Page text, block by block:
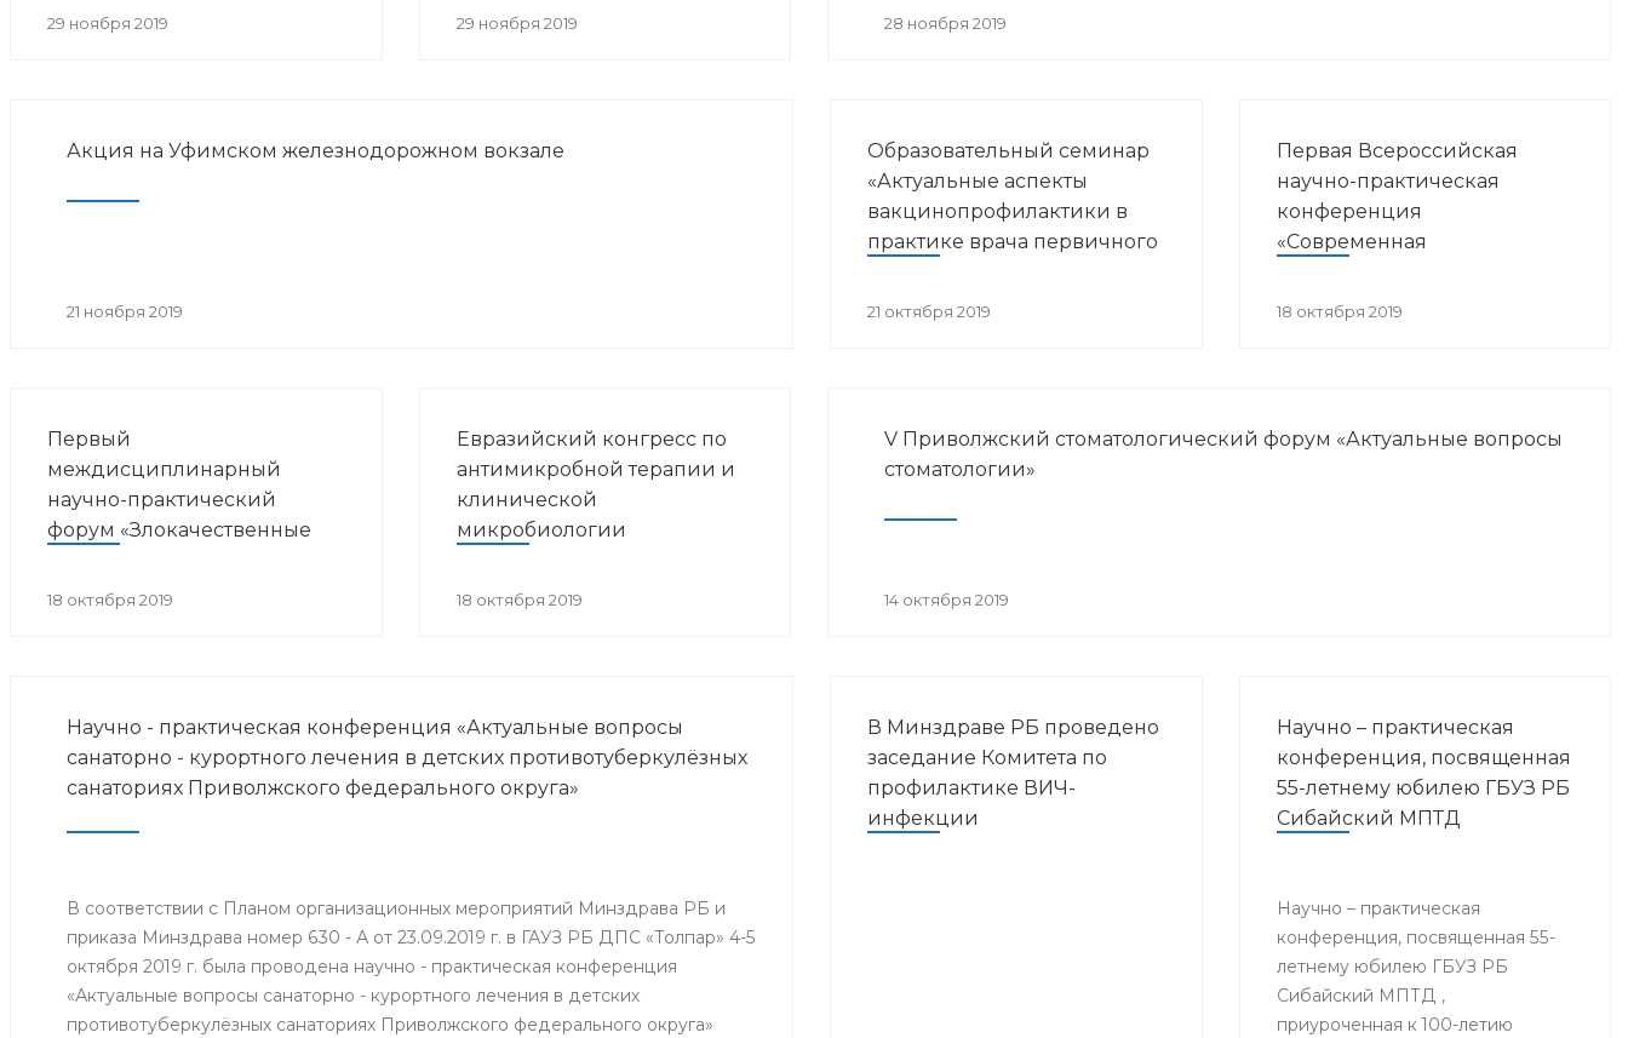
29 ноября 2019
практическая конференция
29 ноября 2019 28 ноября 2019
Акция на Уфимском железнодорожном вокзале
21 ноября 2019
Образовательный семинар
«Актуальные аспекты
вакцинопрофилактики в
практике врача первичного
21 октября 2019
Первая Всероссийская
научно-практическая
конференция
«Современная
вызовы, возможности,
18 октября 2019
Первый
междисциплинарный
научно-практический
форум «Злокачественные
18 октября 2019
Евразийский конгресс по
антимикробной терапии и
клинической
микробиологии
18 октября 2019
V Приволжский стоматологический форум «Актуальные вопросы
стоматологии»
14 октября 2019
Научно - практическая конференция «Актуальные вопросы
санаторно - курортного лечения в детских противотуберкулёзных
санаториях Приволжского федерального округа»
В соответствии с Планом организационных мероприятий Минздрава РБ и
приказа Минздрава номер 630 - А от 23.09.2019 г. в ГАУЗ РБ ДПС «Толпар» 4-5
октября 2019 г. была проводена научно - практическая конференция
«Актуальные вопросы санаторно - курортного лечения в детских
противотуберкулёзных санаториях Приволжского федерального округа»
В Минздраве РБ проведено
заседание Комитета по
профилактике ВИЧ-
инфекции
Научно – практическая
конференция, посвященная
55-летнему юбилею ГБУЗ РБ
Сибайский МПТД
Научно – практическая
конференция, посвященная 55-
летнему юбилею ГБУЗ РБ
Сибайский МПТД ,
приуроченная к 100-летию